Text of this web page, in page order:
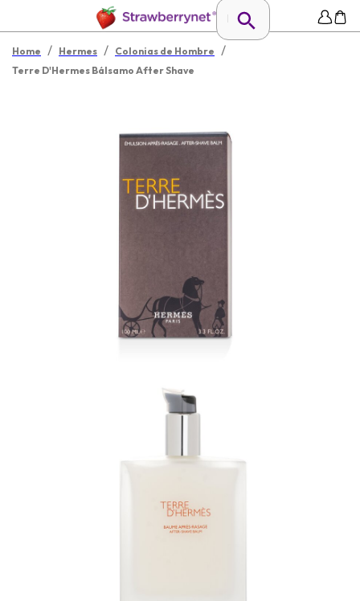
Home / Hermes / Colonias de Hombre /
Terre D'Hermes Bálsamo After Shave